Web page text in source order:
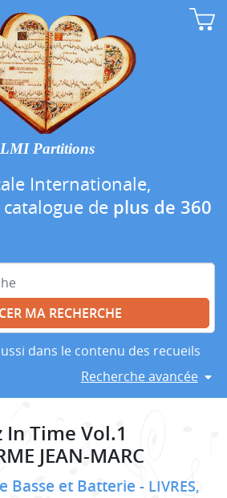
LMI Partitions
Internationale,
de plus de 360
dans le contenu des recueils
Recherche avancée
In Time Vol.1
JEAN-MARC
Basse et Batterie
LIVRES,